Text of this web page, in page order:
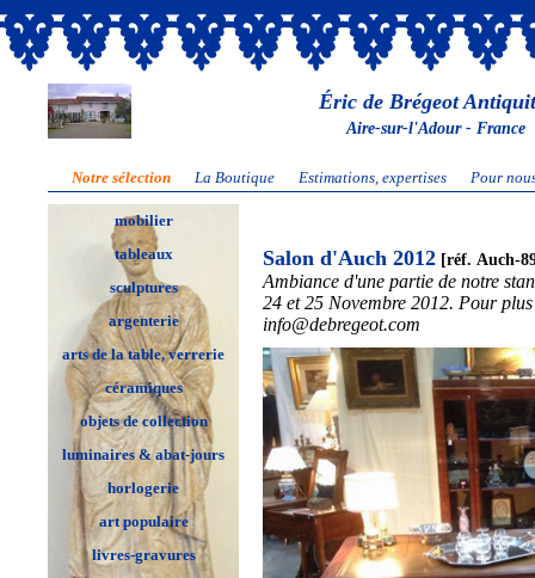
Éric de Brégeot
Aire-sur-l'Adour - France
Notre sélection La Boutique Estimations, expertises Pour
mobilier
tableaux
sculptures
argenterie
arts de la table, verrerie
céramiques
objets de collection
luminaires & abat-jours
horlogerie
art populaire
livres-gravures
Salon d'Auch 2012 [réf. Auch-
Ambiance d'une partie de notre
24 et 25 Novembre 2012. Pour
info@debregeot.com